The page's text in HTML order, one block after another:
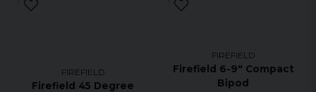
FIREFIELD
Firefield 45 Degree
FIREFIELD
Firefield 6-9" Compact
Bipod